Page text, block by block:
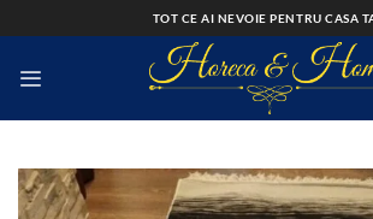
to
TOT CE AI NEVOIE PENTRU CASA